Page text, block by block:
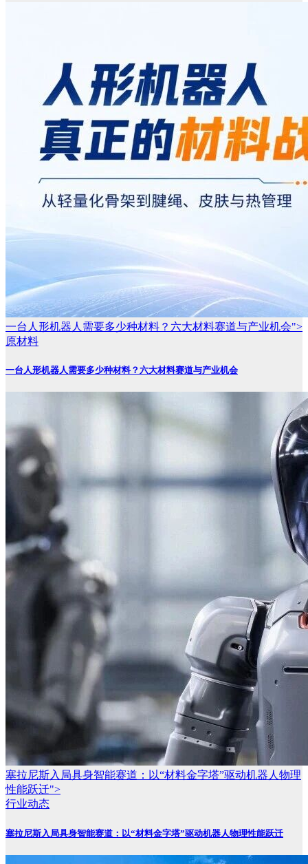
一台人形机器人需要多少种材料？六大材料赛道与产业机会">
原材料
一台人形机器人需要多少种材料？六大材料赛道与产业机会
塞拉尼斯入局具身智能赛道：以“材料金字塔”驱动机器人物理
性能跃迁">
行业动态
塞拉尼斯入局具身智能赛道：以“材料金字塔”驱动机器人物理性能跃迁